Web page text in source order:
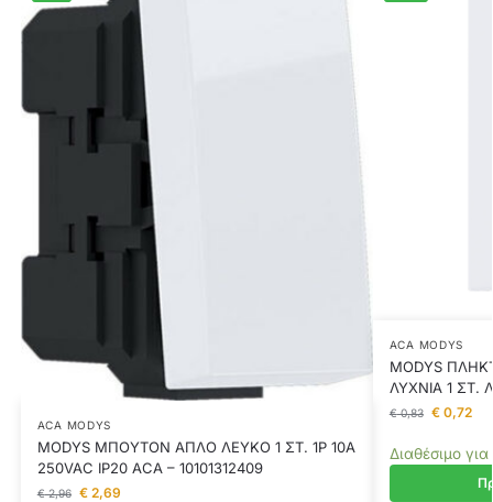
ACA MODYS
MODYS ΜΠΟΥΤΟΝ ΑΠΛΟ ΛΕΥΚΟ 1 ΣΤ. 1P 10A
250VAC IP20 ACA – 10101312409
€2,96 €2,69
ACA MODYS
MODYS
ΛΥΧΝΙΑ 1 ΣΤ.
€0,83 €0,72
Διαθέσιμο